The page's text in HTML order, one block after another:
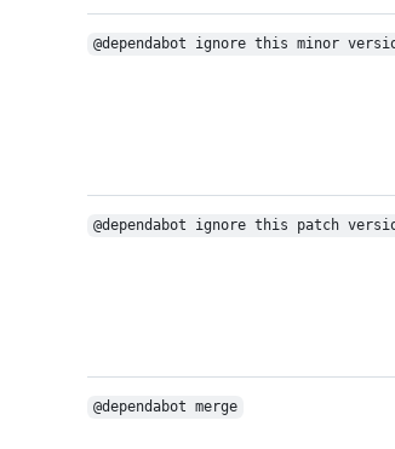
@dependabot ignore this minor
@dependabot ignore this patch
@dependabot merge